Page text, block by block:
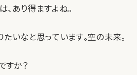
、あり得ますよね。
いなと思っています。空の未来。
すか？